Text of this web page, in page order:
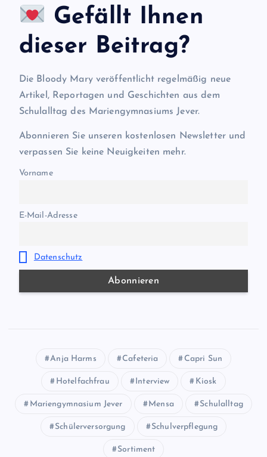
Gefällt Ihnen
dieser Beitrag?
Die Bloody Mary veröffentlicht regelmäßig neue
Artikel, Reportagen und Geschichten aus dem
Schulalltag des Mariengymnasiums Jever.
Abonnieren Sie unseren kostenlosen Newsletter und
verpassen Sie keine Neuigkeiten mehr.
Vorname
E-Mail-Adresse
Datenschutz
Anja Harms Cafeteria Capri Sun
Hotelfachfrau Interview Kiosk
Mariengymnasium Jever Mensa Schulalltag
Schülerversorgung Schulverpflegung
Sortiment